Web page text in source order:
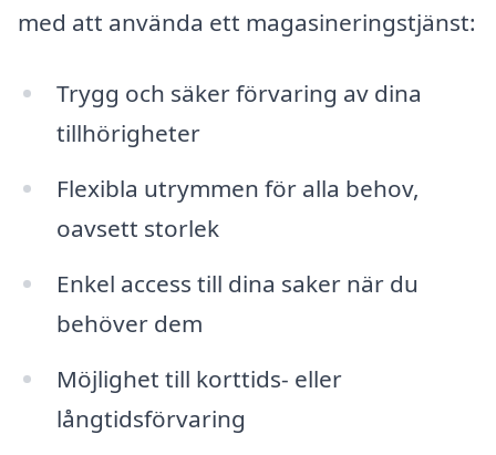
med att använda ett magasineringstjänst:
Trygg och säker förvaring av dina
tillhörigheter
Flexibla utrymmen för alla behov,
oavsett storlek
Enkel access till dina saker när du
behöver dem
Möjlighet till korttids- eller
långtidsförvaring